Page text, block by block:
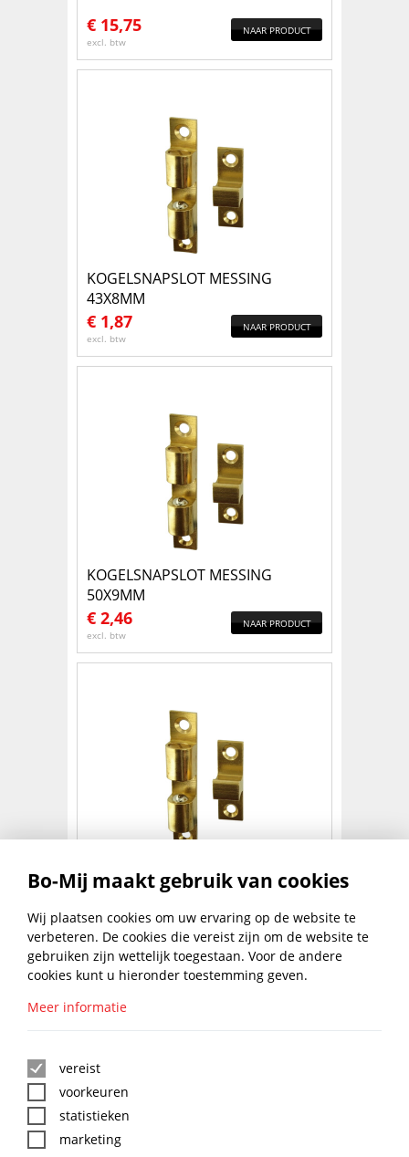
€ 15,75
excl. btw
NAAR PRODUCT
KOGELSNAPSLOT MESSING
43X8MM
€ 1,87
excl. btw
NAAR PRODUCT
KOGELSNAPSLOT MESSING
50X9MM
€ 2,46
excl. btw
NAAR PRODUCT
KOGELSNAPSLOT MESSING
60X11MM
€4,20
excl. btw
NAAR PRODUCT
1 2
BO-MIJ NIEUWSBRIEF
:
Bo-Mij maakt gebruik van cookies
Wij plaatsen cookies om uw ervaring op de website te
verbeteren. De cookies die vereist zijn om de website te
gebruiken zijn wettelijk toegestaan. Voor de andere
cookies kunt u hieronder toestemming geven.
Meer informatie
vereist
voorkeuren
statistieken
marketing